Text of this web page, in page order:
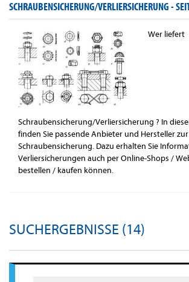
SCHRAUBENSICHERUNG/VERLIERSICHERUNG -
Wer liefert
Schraubensicherung/Verliersicherung ? In
finden Sie passende Anbieter und Hersteller zur
Schraubensicherung. Dazu erhalten Sie
Verliersicherungen auch per Online-Shops /
bestellen / kaufen können.
SUCHERGEBNISSE (14)